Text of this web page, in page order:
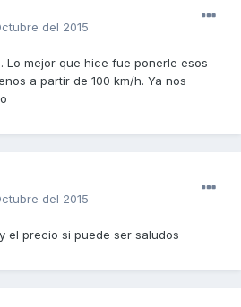
del 2015
Lo mejor que hice fue ponerle esos
a partir de 100 km/h. Ya nos
del 2015
el precio si puede ser saludos